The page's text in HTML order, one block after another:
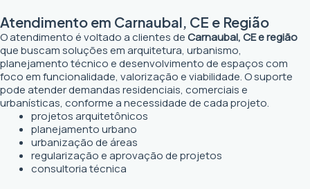
Atendimento em Carnaubal, CE e Região
O atendimento é voltado a clientes deCarnaubal, CE e região
que buscam soluções em arquitetura, urbanismo,
planejamento técnico e desenvolvimento de espaços com
foco em funcionalidade, valorização e viabilidade. O suporte
pode atender demandas residenciais, comerciais e
urbanísticas, conforme a necessidade de cada projeto.
projetos arquitetônicos
planejamento urbano
urbanização de áreas
regularização e aprovação de projetos
consultoria técnica